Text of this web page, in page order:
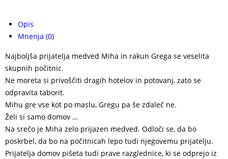
Opis
Mnenja (0)
Najboljša prijatelja medved Miha in rakun Grega se veselita
skupnih počitnic.
Ne moreta si privoščiti dragih hotelov in potovanj, zato se
odpravita taborit.
Mihu gre vse kot po maslu, Gregu pa še zdaleč ne.
Želi si samo domov …
Na srečo je Miha zelo prijazen medved. Odloči se, da bo
poskrbel, da bo na počitnicah lepo tudi njegovemu prijatelju.
Prijatelja domov pišeta tudi prave razglednice, ki se odprejo iz